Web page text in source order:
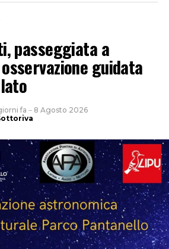
Christian Marazziti e Marco
il pubblico al termine
la realizzazione del film e
ed esperienze legate al set e al
Tra gli ospiti presenti anche il
già protagonista della serata
passeggiata a
guidata
fa – 8 Agosto 2026